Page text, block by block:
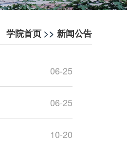
学院首页 >> 新闻公告
06-25
06-25
10-20